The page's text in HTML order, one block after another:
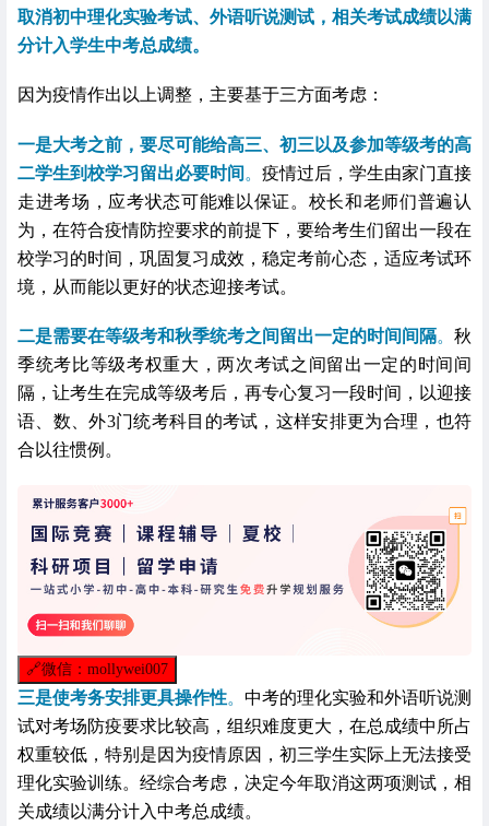
取消初中理化实验考试、外语听说测试，相关考试成绩以满
分计入学生中考总成绩。
因为疫情作出以上调整，主要基于三方面考虑：
一是大考之前，要尽可能给高三、初三以及参加等级考的高
二学生到校学习留出必要时间 。 疫情过后，学生由家门直接
走进考场，应考状态可能难以保证。校长和老师们普遍认
为，在符合疫情防控要求的前提下，要给考生们留出一段在
校学习的时间，巩固复习成效，稳定考前心态，适应考试环
境，从而能以更好的状态迎接考试。
二是需要在等级考和秋季统考之间留出一定的时间间隔。 秋
季统考比等级考权重大，两次考试之间留出一定的时间间
隔，让考生在完成等级考后，再专心复习一段时间，以迎接
语、数、外3门统考科目的考试，这样安排更为合理，也符
合以往惯例。
🔗微信：mollywei007
三是使考务安排更具操作性。 中考的理化实验和外语听说测
试对考场防疫要求比较高，组织难度更大，在总成绩中所占
权重较低，特别是因为疫情原因，初三学生实际上无法接受
理化实验训练。经综合考虑，决定今年取消这两项测试，相
关成绩以满分计入中考总成绩。